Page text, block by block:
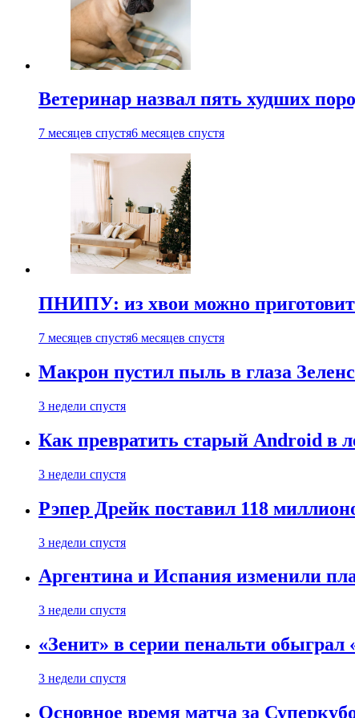
Ветеринар назвал пять худших
7 месяцев спустя6 месяцев спустя
ПНИПУ: из хвои можно
7 месяцев спустя6 месяцев спустя
Макрон пустил пыль в глаза
3 недели спустя
Как превратить старый Android в
3 недели спустя
Рэпер Дрейк поставил 118
3 недели спустя
Аргентина и Испания изменили
3 недели спустя
«Зенит» в серии пенальти обыграл
3 недели спустя
Основное время матча за